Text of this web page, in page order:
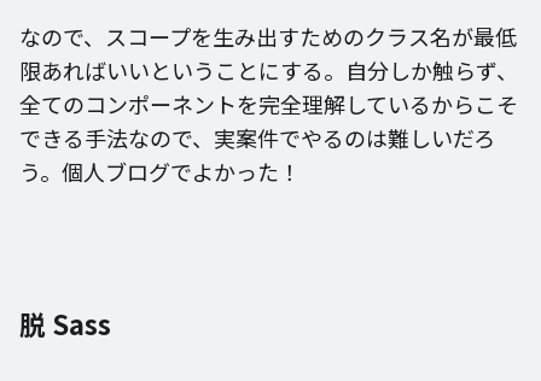
なので、スコープを生み出すためのクラス名が最低
限あればいいということにする。自分しか触らず、
全てのコンポーネントを完全理解しているからこそ
できる手法なので、実案件でやるのは難しいだろ
う。個人ブログでよかった！
脱 Sass